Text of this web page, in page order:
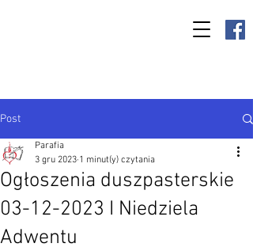
Post
Ogłoszenia duszpasterskie
03-12-2023 I Niedziela
Adwentu
Parafia
3 gru 2023 1 minut(y) czytania